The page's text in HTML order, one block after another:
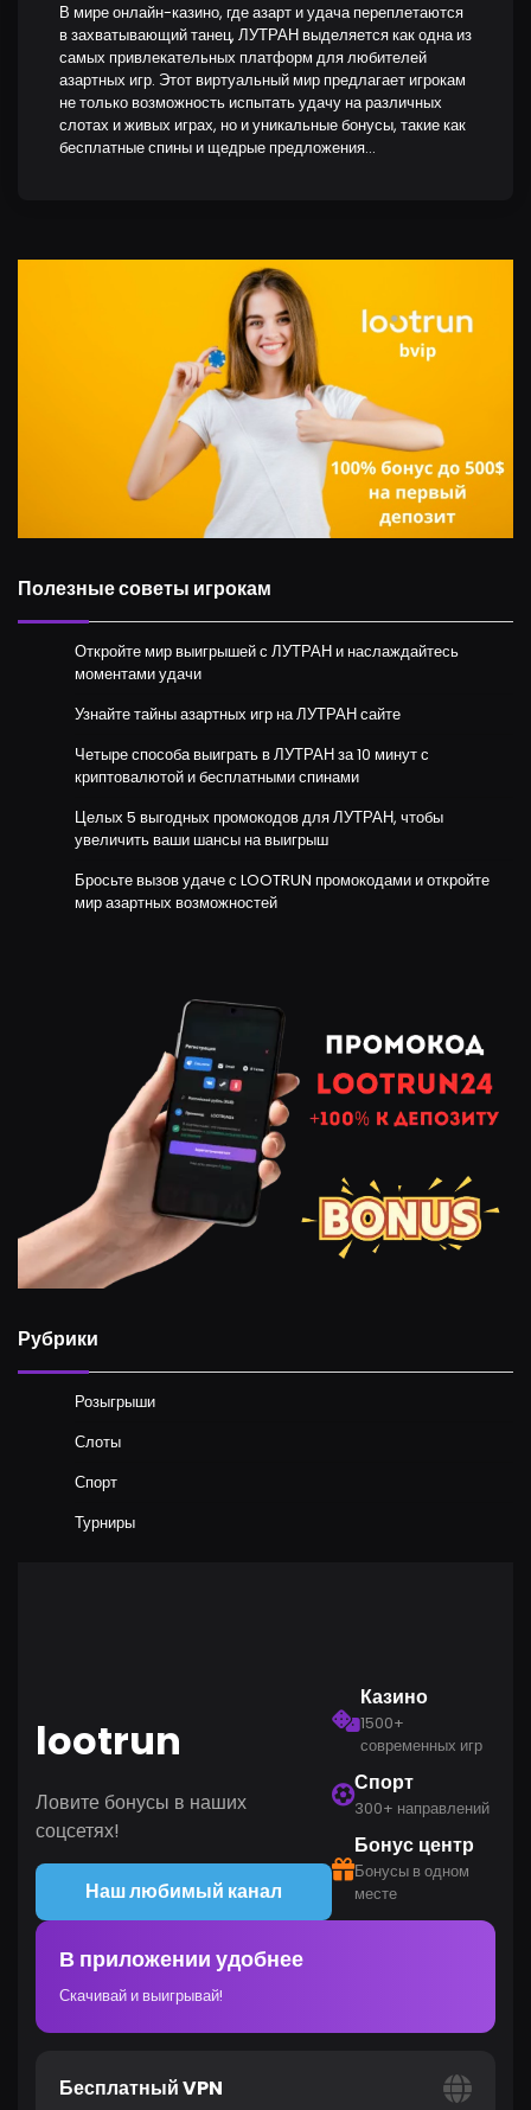
В мире онлайн-казино, где азарт и удача переплетаются
в захватывающий танец, ЛУТРАН выделяется как одна из
самых привлекательных платформ для любителей
азартных игр. Этот виртуальный мир предлагает игрокам
не только возможность испытать удачу на различных
слотах и живых играх, но и уникальные бонусы, такие как
бесплатные спины и щедрые предложения…
Полезные советы игрокам
Откройте мир выигрышей с ЛУТРАН и наслаждайтесь
моментами удачи
Узнайте тайны азартных игр на ЛУТРАН сайте
Четыре способа выиграть в ЛУТРАН за 10 минут с
криптовалютой и бесплатными спинами
Целых 5 выгодных промокодов для ЛУТРАН, чтобы
увеличить ваши шансы на выигрыш
Бросьте вызов удаче с LOOTRUN промокодами и откройте
мир азартных возможностей
Рубрики
Розыгрыши
Слоты
Спорт
Турниры
lootrun
Ловите бонусы в наших
соцсетях!
Наш любимый канал
Казино
1500+
современных игр
Спорт
300+ направлений
Бонус центр
Бонусы в одном
месте
В приложении удобнее
Скачивай и выигрывай!
Бесплатный VPN